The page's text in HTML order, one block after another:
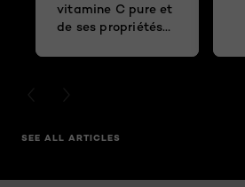
vitamine C pure et
de ses propriétés
SEE ALL ARTICLES